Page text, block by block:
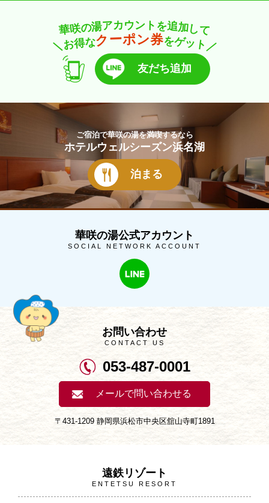
華咲の湯アカ ウント を追加して
＼お得なク ーポン券をゲッ ト ／
友だち追加
ご宿泊で華咲の湯を満喫するなら
ホテルウェルシーズン浜名湖
泊まる
華咲の湯公式アカウント
SOCIAL NETWORK ACCOUNT
お問い合わせ
CONTACT US
053-487-0001
メールで問い合わせる
〒431-1209 静岡県浜松市中央区舘山寺町1891
遠鉄リゾート
ENTETSU RESORT